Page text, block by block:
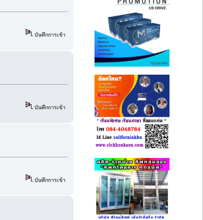
บันทึกการเข้า
บันทึกการเข้า
บันทึกการเข้า